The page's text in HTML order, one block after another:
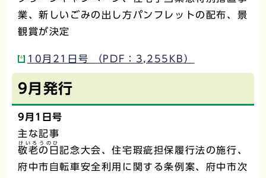
業、新しいごみの出し方パンフレットの配布、景
観賞が決定
10月21日号 （PDF：3,255KB）
9月発行
9月1日号
主な記事
敬老の日
けいろうのひ
記念大会、住宅瑕疵担保履行法の施行、
府中市自転車安全利用に関する条例案、府中市次